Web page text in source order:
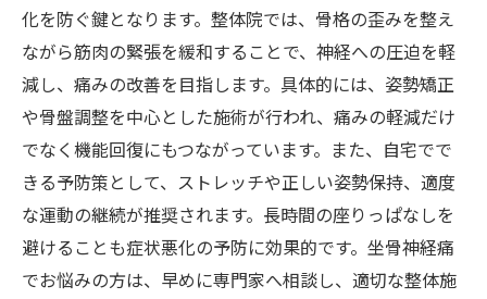
化を防ぐ鍵となります。整体院では、骨格の歪みを整え
ながら筋肉の緊張を緩和することで、神経への圧迫を軽
減し、痛みの改善を目指します。具体的には、姿勢矯正
や骨盤調整を中心とした施術が行われ、痛みの軽減だけ
でなく機能回復にもつながっています。また、自宅でで
きる予防策として、ストレッチや正しい姿勢保持、適度
な運動の継続が推奨されます。長時間の座りっぱなしを
避けることも症状悪化の予防に効果的です。坐骨神経痛
でお悩みの方は、早めに専門家へ相談し、適切な整体施